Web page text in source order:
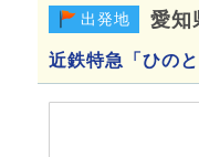
出発地 愛知
近鉄特急「ひの